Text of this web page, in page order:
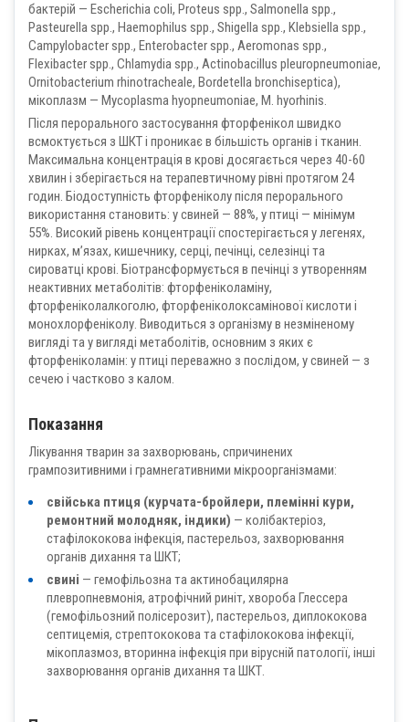
бактерій — Escherichia coli, Proteus spр., Salmonella spр.,
Pasteurella spp., Haemophilus spp., Shigella spр., Klebsiella sрp.,
Campylobacter spp., Enterobacter spр., Aeromonas spр.,
Fleхibacter spр., Chlamydia spp., Actinobacillus pleuropneumoniae,
Ornitobacterium rhinotracheale, Bordetella bronchiseptica),
мікоплазм — Mycoplasma hyopneumoniae, M. hyorhinis.
Після перорального застосування фторфенікол швидко
всмоктується з ШКТ і проникає в більшість органів і тканин.
Максимальна концентрація в крові досягається через 40-60
хвилин і зберігається на терапевтичному рівні протягом 24
годин. Біодоступність фторфеніколу після перорального
використання становить: у свиней — 88%, у птиці — мінімум
55%. Високий рівень концентрації спостерігається у легенях,
нирках, м’язах, кишечнику, серці, печінці, селезінці та
сироватці крові. Біотрансформується в печінці з утворенням
неактивних метаболітів: фторфеніколаміну,
фторфеніколалкоголю, фторфеніколоксамінової кислоти і
монохлорфеніколу. Виводиться з організму в незміненому
вигляді та у вигляді метаболітів, основним з яких є
фторфеніколамін: у птиці переважно з послідом, у свиней — з
сечею і частково з калом.
Показання
Лікування тварин за захворювань, спричинених
грампозитивними і грамнегативними мікроорганізмами:
свійська птиця (курчата-бройлери, племінні кури,
ремонтний молодняк, індики) — колібактеріоз,
стафілококова інфекція, пастерельоз, захворювання
органів дихання та ШКТ;
свині — гемофільозна та актинобацилярна
плевропневмонія, атрофічний риніт, хвороба Глессера
(гемофільозний полісерозит), пастерельоз, диплококова
септицемія, стрептококова та стафілококова інфекції,
мікоплазмоз, вторинна інфекція при вірусній патології, інші
захворювання органів дихання та ШКТ.